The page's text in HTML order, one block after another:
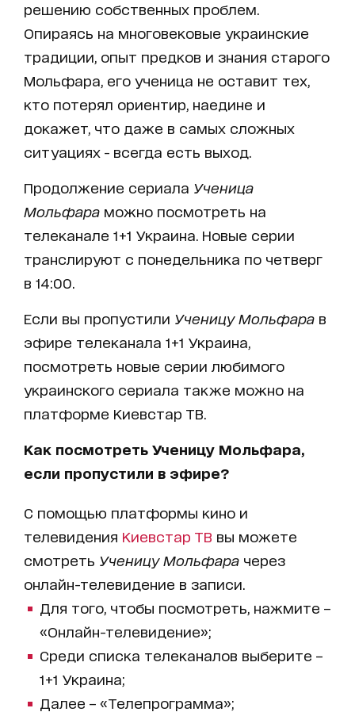
решению собственных проблем.
Опираясь на многовековые украинские
традиции, опыт предков и знания старого
Мольфара, его ученица не оставит тех,
кто потерял ориентир, наедине и
докажет, что даже в самых сложных
ситуациях - всегда есть выход.
Продолжение сериала Ученица
Мольфара можно посмотреть на
телеканале 1+1 Украина. Новые серии
транслируют с понедельника по четверг
в 14:00.
Если вы пропустили Ученицу Мольфара в
эфире телеканала 1+1 Украина,
посмотреть новые серии любимого
украинского сериала также можно на
платформе Киевстар ТВ.
Как посмотреть Ученицу Мольфара,
если пропустили в эфире?
С помощью платформы кино и
телевидения Киевстар ТВ вы можете
смотреть Ученицу Мольфара через
онлайн-телевидение в записи.
Для того, чтобы посмотреть, нажмите –
«Онлайн-телевидение»;
Среди списка телеканалов выберите –
1+1 Украина;
Далее – «Телепрограмма»;